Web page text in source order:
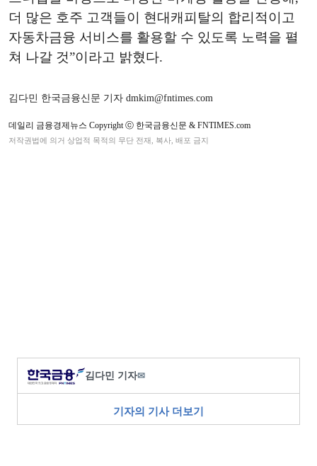
더 많은 호주 고객들이 현대캐피탈의 합리적이고
자동차금융 서비스를 활용할 수 있도록 노력을 펼
쳐 나갈 것”이라고 밝혔다.
김다민 한국금융신문 기자 dmkim@fntimes.com
데일리 금융경제뉴스 Copyright ⓒ 한국금융신문 & FNTIMES.com
저작권법에 의거 상업적 목적의 무단 전재, 복사, 배포 금지
김다민 기자✉
기자의 기사 더보기